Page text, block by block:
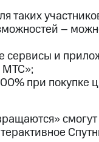
МТС Деньги
таких
–
сервисы и
МТС»;
при